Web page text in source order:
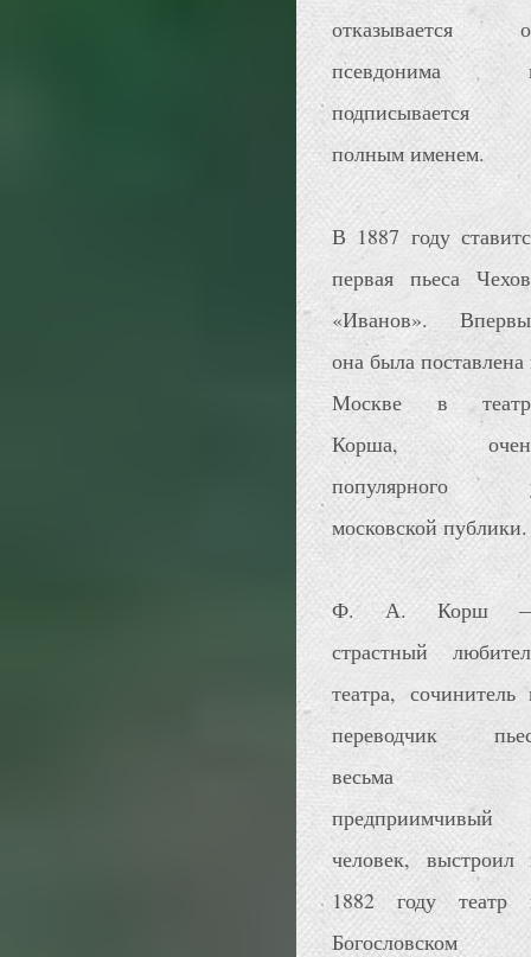
отказывается
псевдонима
подписывается
полным именем.
В 1887 году
первая пьеса
«Иванов».
она была поставлена
Москве в
Корша,
популярного
московской публики.
Ф. А. Корш
страстный
театра, сочинитель
переводчик
весьма
предприимчивый
человек, выстроил
1882 году театр
Богословском